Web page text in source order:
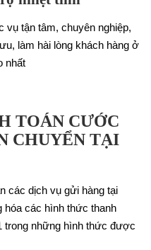
vụ tận tâm, chuyên nghiệp,
làm hài lòng khách hàng ở
nhất
TOÁN CƯỚC
CHUYỂN TẠI
các dịch vụ gửi hàng tại
hóa các hình thức thanh
trong những hình thức được